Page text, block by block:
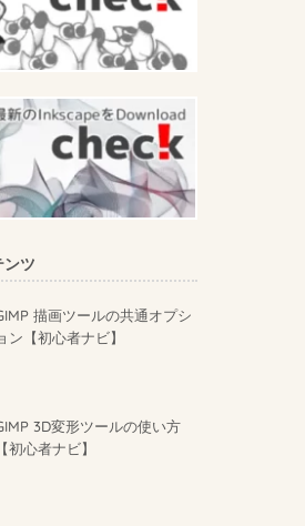
ンツ
描画ツールの共通オプシ
ン【初心者ナビ】
3D変形ツールの使い方
【初心者ナビ】